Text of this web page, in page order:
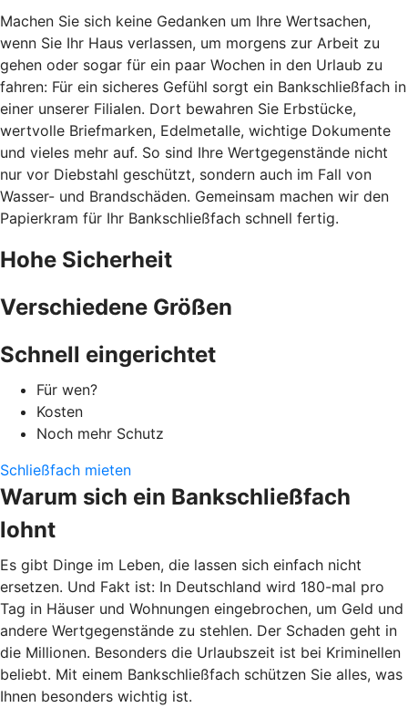
Machen Sie sich keine Gedanken um Ihre Wertsachen,
wenn Sie Ihr Haus verlassen, um morgens zur Arbeit zu
gehen oder sogar für ein paar Wochen in den Urlaub zu
fahren: Für ein sicheres Gefühl sorgt ein Bankschließfach in
einer unserer Filialen. Dort bewahren Sie Erbstücke,
wertvolle Briefmarken, Edelmetalle, wichtige Dokumente
und vieles mehr auf. So sind Ihre Wertgegenstände nicht
nur vor Diebstahl geschützt, sondern auch im Fall von
Wasser- und Brandschäden. Gemeinsam machen wir den
Papierkram für Ihr Bankschließfach schnell fertig.
Hohe Sicherheit
Verschiedene Größen
Schnell eingerichtet
Für wen?
Kosten
Noch mehr Schutz
Schließfach mieten
Warum sich ein Bankschließfach
lohnt
Es gibt Dinge im Leben, die lassen sich einfach nicht
ersetzen. Und Fakt ist: In Deutschland wird 180-mal pro
Tag in Häuser und Wohnungen eingebrochen, um Geld und
andere Wertgegenstände zu stehlen. Der Schaden geht in
die Millionen. Besonders die Urlaubszeit ist bei Kriminellen
beliebt. Mit einem Bankschließfach schützen Sie alles, was
Ihnen besonders wichtig ist.